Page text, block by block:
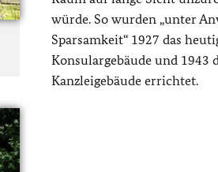
würde. So wurden „unter
Sparsamkeit“ 1927 das
Konsulargebäude und 1943
Kanzleigebäude errichtet.